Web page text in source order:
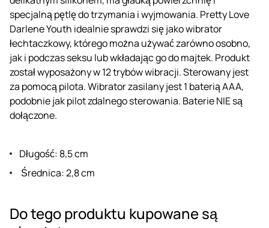
specjalną pętlę do trzymania i wyjmowania. Pretty Love
Darlene Youth idealnie sprawdzi się jako wibrator
łechtaczkowy, którego można używać zarówno osobno,
jak i podczas seksu lub wkładając go do majtek. Produkt
został wyposażony w 12 trybów wibracji. Sterowany jest
za pomocą pilota. Wibrator zasilany jest 1 baterią AAA,
podobnie jak pilot zdalnego sterowania. Baterie NIE są
dołączone.
Długość: 8,5 cm
Średnica: 2,8 cm
Do tego produktu kupowane są